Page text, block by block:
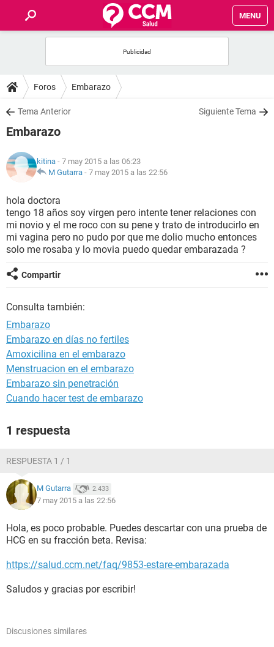
MENU
FOROS
SALUD
NUTRICIÓN
BIENESTAR
SEXUALIDAD
GLOSARIO
Foros Embarazo
Tema Anterior Siguiente Tema
Embarazo
kitina - 7 may 2015 a las 06:23
M Gutarra - 7 may 2015 a las 22:56
hola doctora
tengo 18 años soy virgen pero intente tener relaciones con
mi novio y el me roco con su pene y trato de introducirlo en
mi vagina pero no pudo por que me dolio mucho entonces
solo me rosaba y lo movia puedo quedar embarazada ?
Compartir
Consulta también:
Embarazo
Embarazo en días no fertiles
Amoxicilina en el embarazo
Menstruacion en el embarazo
Embarazo sin penetración
Cuando hacer test de embarazo
1 respuesta
RESPUESTA 1 / 1
M Gutarra 2.433
7 may 2015 a las 22:56
Hola, es poco probable. Puedes descartar con una prueba de
HCG en su fracción beta. Revisa:
https://salud.ccm.net/faq/9853-estare-embarazada
Saludos y gracias por escribir!
Discusiones similares